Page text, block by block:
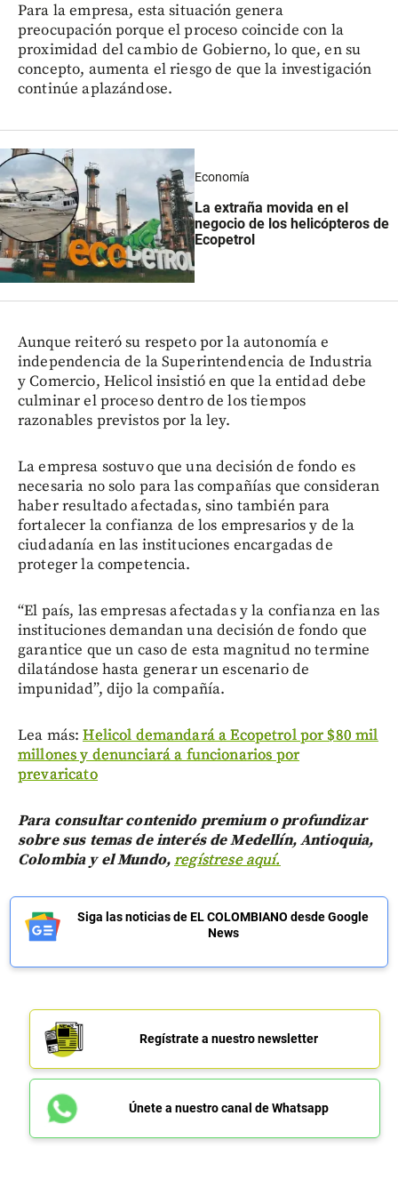
Para la empresa, esta situación genera
preocupación porque el proceso coincide con la
proximidad del cambio de Gobierno, lo que, en su
concepto, aumenta el riesgo de que la investigación
continúe aplazándose.
Economía
La extraña movida en el
negocio de los helicópteros de
Ecopetrol
Aunque reiteró su respeto por la autonomía e
independencia de la Superintendencia de Industria
y Comercio, Helicol insistió en que la entidad debe
culminar el proceso dentro de los tiempos
razonables previstos por la ley.
La empresa sostuvo que una decisión de fondo es
necesaria no solo para las compañías que consideran
haber resultado afectadas, sino también para
fortalecer la confianza de los empresarios y de la
ciudadanía en las instituciones encargadas de
proteger la competencia.
“El país, las empresas afectadas y la confianza en las
instituciones demandan una decisión de fondo que
garantice que un caso de esta magnitud no termine
dilatándose hasta generar un escenario de
impunidad”, dijo la compañía.
Lea más:Helicol demandará a Ecopetrol por $80 mil
millones y denunciará a funcionarios por
prevaricato
Para consultar contenido premium o profundizar
sobre sus temas de interés de Medellín, Antioquia,
Colombia y el Mundo,regístrese aquí.
Siga las noticias de EL COLOMBIANO desde Google
News
Regístrate a nuestro newsletter
Únete a nuestro canal de Whatsapp